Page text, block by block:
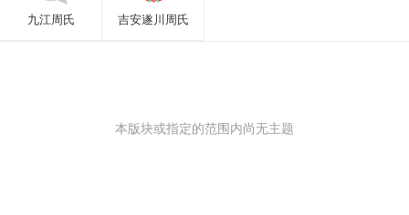
九江周氏 吉安遂川周氏
本版块或指定的范围内尚无主题